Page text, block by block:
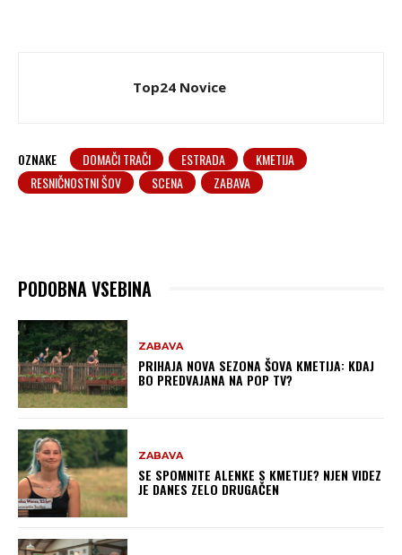
Top24 Novice
OZNAKE DOMAČI TRAČI ESTRADA
KMETIJA
RESNIČNOSTNI ŠOV
SCENA ZABAVA
PODOBNA VSEBINA
ZABAVA
PRIHAJA NOVA SEZONA ŠOVA KMETIJA: KDAJ
BO PREDVAJANA NA POP TV?
ZABAVA
SE SPOMNITE ALENKE S KMETIJE? NJEN VIDEZ
JE DANES ZELO DRUGAČEN